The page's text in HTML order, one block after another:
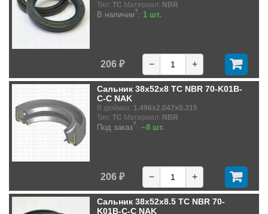
Тип: TC Материал: NBR
В наличии?: 1 шт.
206 ₽ − +
Сальник 38x52x8 TC NBR 70-K01B-
C-C NAK
В дюймах: 1.496x2.047x0.315
Тип: TC Материал: NBR
Под заказ?: ~8 шт.
206 ₽ − +
Сальник 38x52x8.5 TC NBR 70-
K01B-C-C NAK